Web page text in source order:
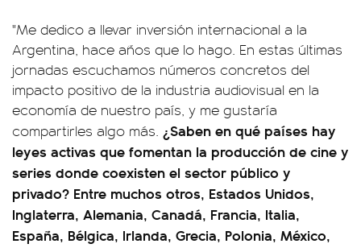
"Me dedico a llevar inversión internacional a la
Argentina, hace años que lo hago. En estas últimas
jornadas escuchamos números concretos del
impacto positivo de la industria audiovisual en la
economía de nuestro país, y me gustaría
compartirles algo más. ¿Saben en qué países hay
leyes activas que fomentan la producción de cine y
series donde coexisten el sector público y
privado? Entre muchos otros, Estados Unidos,
Inglaterra, Alemania, Canadá, Francia, Italia,
España, Bélgica, Irlanda, Grecia, Polonia, México,